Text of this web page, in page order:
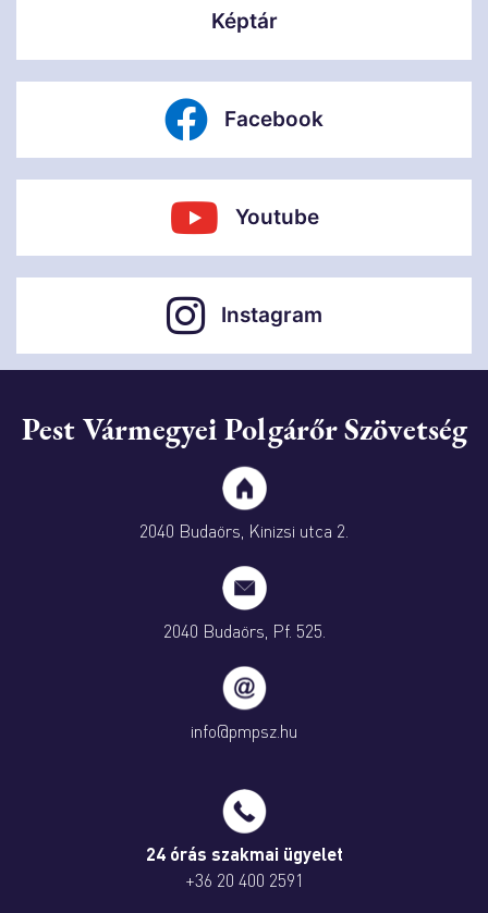
Képtár
Facebook
Youtube
Instagram
Pest Vármegyei Polgárőr Szövetség
2040 Budaörs, Kinizsi utca 2.
2040 Budaörs, Pf. 525.
info@pmpsz.hu
24 órás szakmai ügyelet
+36 20 400 2591